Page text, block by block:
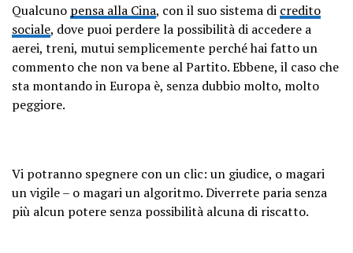
Qualcuno pensa alla Cina, con il suo sistema di credito
sociale, dove puoi perdere la possibilità di accedere a
aerei, treni, mutui semplicemente perché hai fatto un
commento che non va bene al Partito. Ebbene, il caso che
sta montando in Europa è, senza dubbio molto, molto
peggiore.
Vi potranno spegnere con un clic: un giudice, o magari
un vigile – o magari un algoritmo. Diverrete paria senza
più alcun potere senza possibilità alcuna di riscatto.